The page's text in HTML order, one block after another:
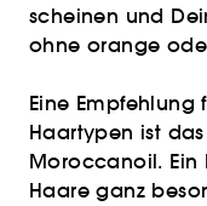
scheinen und
ohne orange
Eine Empfehlung
Haartypen ist
Moroccanoil. Ein
Haare ganz